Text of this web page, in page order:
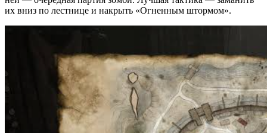
их вниз по лестнице и накрыть «Огненным штормом».